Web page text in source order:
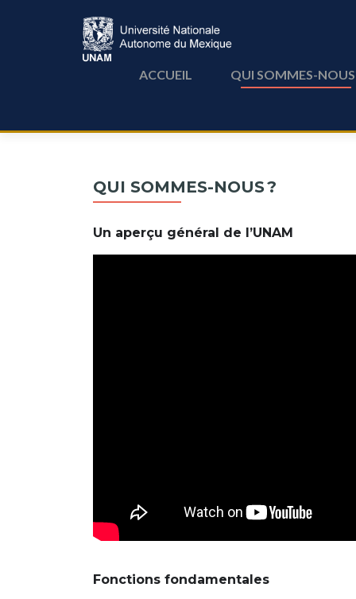
ACCUEIL QUI SOMMES-
QUI SOMMES-NOUS ?
Un aperçu général de l’UNAM
Fonctions fondamentales